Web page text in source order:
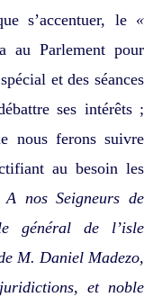
s’accentuer, le «
au Parlement pour
et des séances
ses intérêts ;
nous ferons suivre
au besoin les
A nos Seigneurs de
général de l’isle
M. Daniel Madezo,
et noble